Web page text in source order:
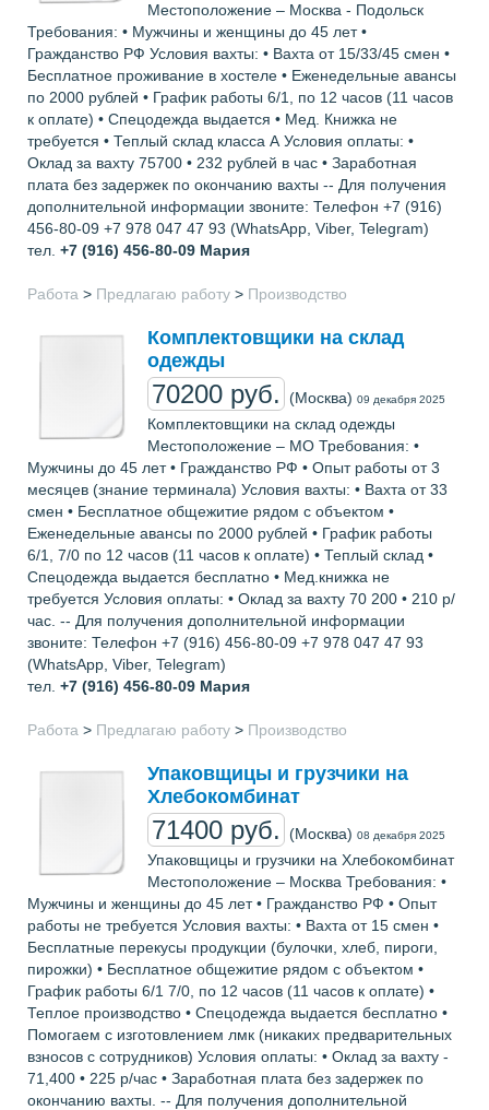
Местоположение – Москва - Подольск
Требования: • Мужчины и женщины до 45 лет •
Гражданство РФ Условия вахты: • Вахта от 15/33/45 смен •
Бесплатное проживание в хостеле • Еженедельные авансы
по 2000 рублей • График работы 6/1, по 12 часов (11 часов
к оплате) • Спецодежда выдается • Мед. Книжка не
требуется • Теплый склад класса А Условия оплаты: •
Оклад за вахту 75700 • 232 рублей в час • Заработная
плата без задержек по окончанию вахты -- Для получения
дополнительной информации звоните: Телефон +7 (916)
456-80-09 +7 978 047 47 93 (WhatsApp, Viber, Telegram)
тел. +7 (916) 456-80-09 Мария
Работа > Предлагаю работу > Производство
Комплектовщики на склад
одежды
70200 руб. (Москва) 09 декабря 2025
Комплектовщики на склад одежды
Местоположение – МО Требования: •
Мужчины до 45 лет • Гражданство РФ • Опыт работы от 3
месяцев (знание терминала) Условия вахты: • Вахта от 33
смен • Бесплатное общежитие рядом с объектом •
Еженедельные авансы по 2000 рублей • График работы
6/1, 7/0 по 12 часов (11 часов к оплате) • Теплый склад •
Спецодежда выдается бесплатно • Мед.книжка не
требуется Условия оплаты: • Оклад за вахту 70 200 • 210 р/
час. -- Для получения дополнительной информации
звоните: Телефон +7 (916) 456-80-09 +7 978 047 47 93
(WhatsApp, Viber, Telegram)
тел. +7 (916) 456-80-09 Мария
Работа > Предлагаю работу > Производство
Упаковщицы и грузчики на
Хлебокомбинат
71400 руб. (Москва) 08 декабря 2025
Упаковщицы и грузчики на Хлебокомбинат
Местоположение – Москва Требования: •
Мужчины и женщины до 45 лет • Гражданство РФ • Опыт
работы не требуется Условия вахты: • Вахта от 15 смен •
Бесплатные перекусы продукции (булочки, хлеб, пироги,
пирожки) • Бесплатное общежитие рядом с объектом •
График работы 6/1 7/0, по 12 часов (11 часов к оплате) •
Теплое производство • Спецодежда выдается бесплатно •
Помогаем с изготовлением лмк (никаких предварительных
взносов с сотрудников) Условия оплаты: • Оклад за вахту -
71,400 • 225 р/час • Заработная плата без задержек по
окончанию вахты. -- Для получения дополнительной